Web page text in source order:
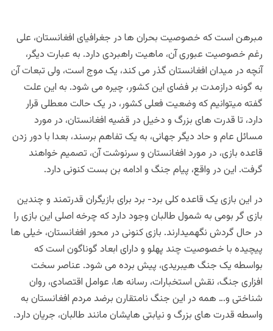
مبرهن است که خصوصیت بحران ها در جغرافیای افغانستان، علی
رغم خصوصیت عبوری آن، ماهیت راهبردی دارد. به عبارت دیگر،
آنچه در میدان افغانستان گذر می کند، یک موج است، ولی تبعات آن
به گونه درازمدت بر فضای این کشور، چیره می شود. به این علت
گفته میتوانیم که وضعیت فعلی کشور، در یک حالت معطلی قرار
دارد، تا قدرت های بزرگ و دخیل در قضیه افغانستان، در مورد
مسائل عام و حاد دیگر جهانی، به یک تفاهم برسند، بعدا با دور زدن
قاعده بازی، در مورد افغانستان و سرنوشت آن، تصمیم خواهند
گرفت. این در واقع، پیام جنگ و ادامه بن بست کنونی دارد.
در این بازی یک قاعده کلی برد- برد برای بازیگران قدرتمند و چندین
بازی گر بومی به شمول طالبان وجود دارد که چرخه اصلی این بازی را
در حال گردش نگهمیدارند. بازی کنونی در محور افغانستان، خیلی ها
پیچیده با خصوصیت چند پهلو و دارای ابعاد گوناگون است که
بواسطه یک جنگ هیبریدی، پیش برده می شود. عناصر سخت
افزاری جنگ، نقش استخبارات، رسانه ها، عوامل اقتصادی، روان
شناختی و… همه در این جنگ نامتقارن برضد مردم افغانستان به
واسطه قدرت های بزرگ و نیابتی هایشان مانند طالبان، جریان دارد.